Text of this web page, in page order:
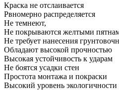
Краска не отслаивается
Рвномерно распределяется
Не темнеют,
Не покрываются желтыми
Не требует нанесения
Обладают высокой прочностью
Высокая устойчивость к ударам
Не боятся усадки стен
Простота монтажа и покраски
Высокий уровень экологичности